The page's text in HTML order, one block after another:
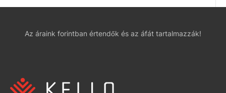
Az áraink forintban értendők és az áfát tartalmazzák!